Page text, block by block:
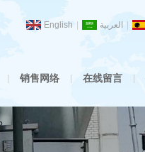
English العربية
销售网络 在线留言